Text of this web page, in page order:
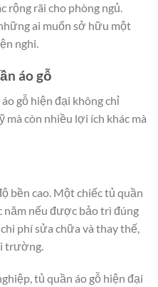
rộng rãi cho phòng ngủ.
ai muốn sở hữu một
nghi.
áo gỗ
gỗ hiện đại không chỉ
mà còn nhiều lợi ích khác mà
bền cao. Một chiếc tủ quần
năm nếu được bảo trì đúng
phí sửa chữa và thay thế,
trường.
tủ quần áo gỗ hiện đại